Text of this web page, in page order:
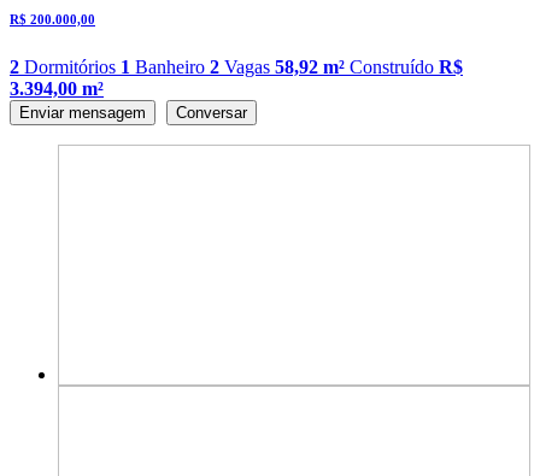
R$ 200.000,00
2 Dormitórios 1 Banheiro 2 Vagas 58,92 m² Construído R$
3.394,00 m²
Enviar mensagem Conversar